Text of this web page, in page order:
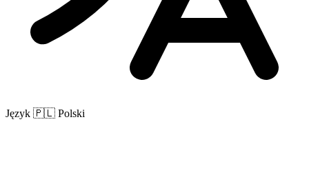
Język 🇵🇱 Polski